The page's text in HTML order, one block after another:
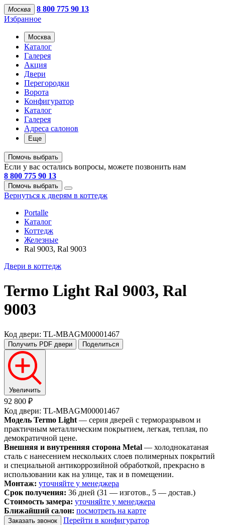
Москва
8 800 775 90 13
Избранное
Москва
Каталог
Галерея
Акция
Двери
Перегородки
Ворота
Конфигуратор
Каталог
Галерея
Адреса салонов
Еще
Помочь выбрать
Если у вас остались вопросы, можете позвонить нам
8 800 775 90 13
Помочь выбрать
Вернуться к дверям в коттедж
Portalle
Каталог
Коттедж
Железные
Ral 9003, Ral 9003
Двери в коттедж
Termo Light Ral 9003, Ral
9003
Код двери: TL-MBAGM00001467
Получить PDF двери Поделиться
Увеличить
92 800 ₽
Код двери: TL-MBAGM00001467
Модель Termo Light — серия дверей с терморазрывом и
практичным металлическим покрытием, легкая, теплая, по
демократичной цене.
Внешняя и внутренняя сторона Metal — холоднокатаная
сталь с нанесением нескольких слоев полимерных покрытий
и специальной антикоррозийной обработкой, прекрасно в
использовании как на улице, так и в помещении.
Монтаж: уточняйте у менеджера
Срок получения: 36 дней (31 — изготов., 5 — достав.)
Стоимость замера: уточняйте у менеджера
Ближайший салон: посмотреть на карте
Заказать звонок
Перейти в конфигуратор